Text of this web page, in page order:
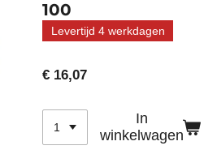
100
Levertijd 4 werkdagen
€ 16,07
In
winkelwagen